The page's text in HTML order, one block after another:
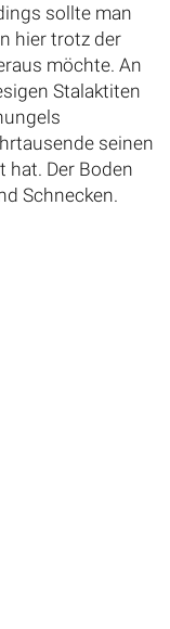
sollte man
hier trotz der
möchte. An
Stalaktiten
seinen
hat. Der Boden
Schnecken.